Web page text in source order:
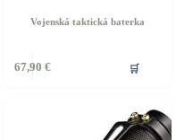
Vojenská taktická baterka
67,90 € 🛒